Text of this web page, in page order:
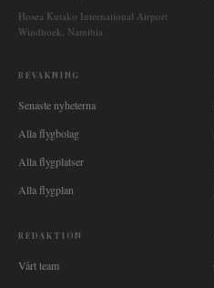
Hosea Kutako International Airport
Windhoek, Namibia
BEVAKNING
Senaste nyheterna
Alla flygbolag
Alla flygplatser
Alla flygplan
REDAKTION
Vårt team